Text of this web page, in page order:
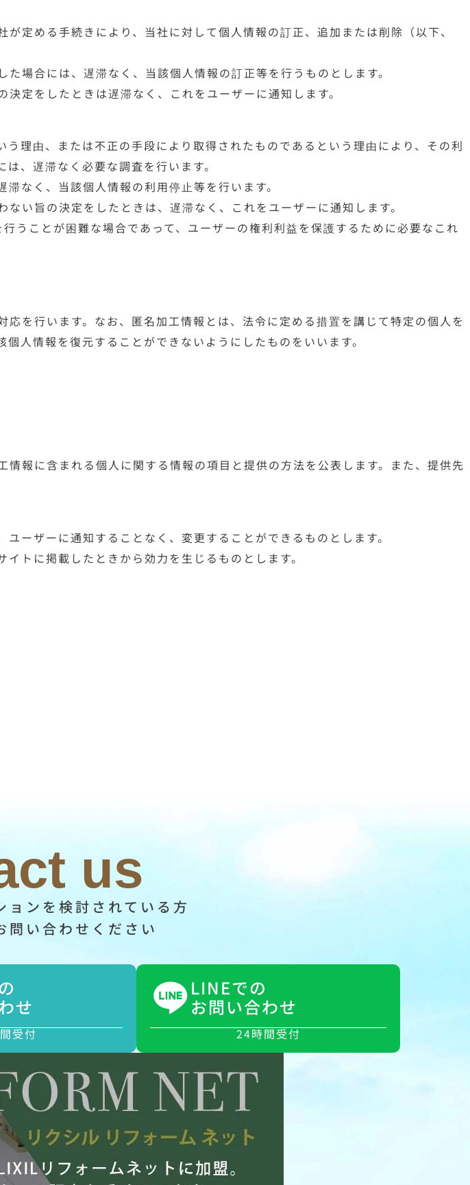
定める手続きにより、当社に対して個人情報の訂正、追加または削除（以下、
場合には、遅滞なく、当該個人情報の訂正等を行うものとします。
定をしたときは遅滞なく、これをユーザーに通知します。
理由、または不正の手段により取得されたものであるという理由により、その利
、遅滞なく必要な調査を行います。
なく、当該個人情報の利用停止等を行います。
い旨の決定をしたときは、遅滞なく、これをユーザーに通知します。
うことが困難な場合であって、ユーザーの権利利益を保護するために必要なこれ
を行います。なお、匿名加工情報とは、法令に定める措置を講じて特定の個人を
人情報を復元することができないようにしたものをいいます。
報に含まれる個人に関する情報の項目と提供の方法を公表します。また、提供先
ーザーに通知することなく、変更することができるものとします。
トに掲載したときから効力を生じるものとします。
us
ョンを検討されている方
問い合わせください
せ
受付
LINEでの
お問い合わせ
24時間受付